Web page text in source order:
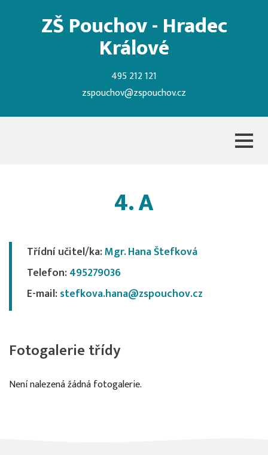
ZŠ Pouchov - Hradec
Králové
495 212 121
zspouchov@zspouchov.cz
4. A
Třídní učitel/ka:Mgr. Hana Štefková
Telefon:495279036
E-mail:stefkova.hana@zspouchov.cz
Fotogalerie třídy
Není nalezená žádná fotogalerie.